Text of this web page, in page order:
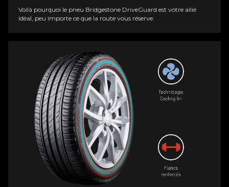
Voilà pourquoi le pneu Bridgestone DriveGuard est votre allié
idéal, peu importe ce que la route vous réserve.